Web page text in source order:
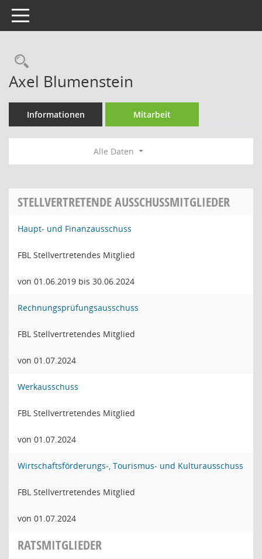
Toggle navigation
Rechercheauswahl
Axel Blumenstein
Informationen Mitarbeit
Alle Daten
STELLVERTRETENDE AUSSCHUSSMITGLIEDER
Haupt- und Finanzausschuss
FBL Stellvertretendes Mitglied
von 01.06.2019 bis 30.06.2024
Rechnungsprüfungsausschuss
FBL Stellvertretendes Mitglied
von 01.07.2024
Werkausschuss
FBL Stellvertretendes Mitglied
von 01.07.2024
Wirtschaftsförderungs-, Tourismus- und Kulturausschuss
FBL Stellvertretendes Mitglied
von 01.07.2024
RATSMITGLIEDER